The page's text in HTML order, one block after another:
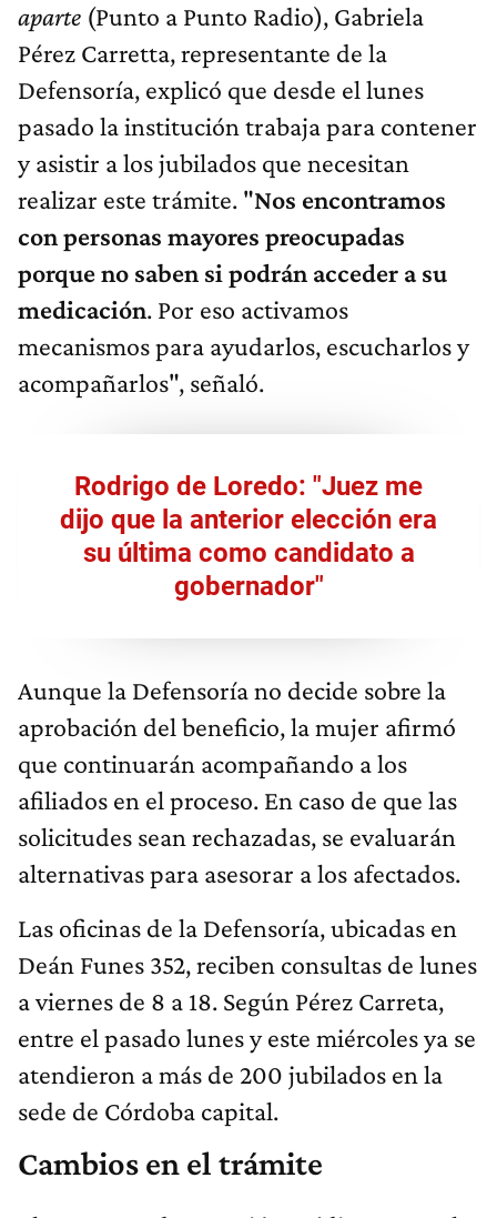
aparte (Punto a Punto Radio), Gabriela
Pérez Carretta, representante de la
Defensoría, explicó que desde el lunes
pasado la institución trabaja para contener
y asistir a los jubilados que necesitan
realizar este trámite. "Nos encontramos
con personas mayores preocupadas
porque no saben si podrán acceder a su
medicación. Por eso activamos
mecanismos para ayudarlos, escucharlos y
acompañarlos", señaló.
Rodrigo de Loredo: "Juez me
dijo que la anterior elección era
su última como candidato a
gobernador"
Aunque la Defensoría no decide sobre la
aprobación del beneficio, la mujer afirmó
que continuarán acompañando a los
afiliados en el proceso. En caso de que las
solicitudes sean rechazadas, se evaluarán
alternativas para asesorar a los afectados.
Las oficinas de la Defensoría, ubicadas en
Deán Funes 352, reciben consultas de lunes
a viernes de 8 a 18. Según Pérez Carreta,
entre el pasado lunes y este miércoles ya se
atendieron a más de 200 jubilados en la
sede de Córdoba capital.
Cambios en el trámite